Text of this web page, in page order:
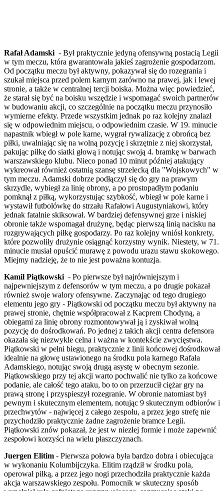
Rafał Adamski - Był praktycznie jedyną ofensywną postacią Legii
w tym meczu, która gwarantowała jakieś zagrożenie gospodarzom.
Od początku meczu był aktywny, pokazywał się do rozegrania i
szukał miejsca przed polem karnym zarówno na prawej, jak i lewej
stronie, a także w centralnej tercji boiska. Można więc powiedzieć,
że starał się być na boisku wszędzie i wspomagać swoich partnerów
w budowaniu akcji, co szczególnie na początku meczu przynosiło
wymierne efekty. Przede wszystkim jednak po raz kolejny znalazł
się w odpowiednim miejscu, o odpowiednim czasie. W 19. minucie
napastnik wbiegł w pole karne, wygrał rywalizację z obrońcą bez
piłki, uwalniając się na wolną pozycję i skrzętnie z niej skorzystał,
pakując piłkę do siatki głową i notując swoją 4. bramkę w barwach
warszawskiego klubu. Nieco ponad 10 minut później atakujący
wykreował również ostatnią szansę strzelecką dla "Wojskowych" w
tym meczu. Adamski dobrze podłączył się do gry na prawym
skrzydle, wybiegł za linię obrony, a po prostopadłym podaniu
pomknął z piłką, wykorzystując szybkość, wbiegł w pole karne i
wystawił futbolówkę do strzału Rafałowi Augustyniakowi, który
jednak fatalnie skiksował. W bardziej defensywnej grze i niskiej
obronie także wspomagał drużynę, będąc pierwszą linią nacisku na
rozgrywających piłkę gospodarzy. Po raz kolejny wniósł konkrety,
które pozwoliły drużynie osiągnąć korzystny wynik. Niestety, w 71.
minucie musiał opuścić murawę z powodu urazu stawu skokowego.
Miejmy nadzieję, że to nie jest poważna kontuzja.
Kamil Piątkowski - Po pierwsze był najrówniejszym i
najpewniejszym z defensorów w tym meczu, a po drugie pokazał
również swoje walory ofensywne. Zaczynając od tego drugiego
elementu jego gry - Piątkowski od początku meczu był aktywny na
prawej stronie, chętnie współpracował z Kacprem Chodyną, a
obiegami za linię obrony rozmontowywał ją i zyskiwał wolną
pozycję do dośrodkowań. Po jednej z takich akcji centra defensora
okazała się niezwykle celna i ważna w kontekście zwycięstwa.
Piątkowski w pełni biegu, praktycznie z linii końcowej dośrodkował
idealnie na głowę ustawionego na środku pola karnego Rafała
Adamskiego, notując swoją drugą asystę w obecnym sezonie.
Piątkowskiego przy tej akcji warto pochwalić nie tylko za końcowe
podanie, ale całość tego ataku, bo to on przerzucił ciężar gry na
prawą stronę i przyspieszył rozegranie. W obronie natomiast był
pewnym i skutecznym elementem, notując 9 skutecznym odbiorów i
przechwytów - najwięcej z całego zespołu, a przez jego strefę nie
przychodziło praktycznie żadne zagrożenie bramce Legii.
Piątkowski znów pokazał, że jest w niezłej formie i może zapewnić
zespołowi korzyści na wielu płaszczyznach.
Juergen Elitim - Pierwsza połowa była bardzo dobra i obiecująca
w wykonaniu Kolumbijczyka. Elitim rządził w środku pola,
operował piłką, a przez jego nogi przechodziła praktycznie każda
akcja warszawskiego zespołu. Pomocnik w skuteczny sposób